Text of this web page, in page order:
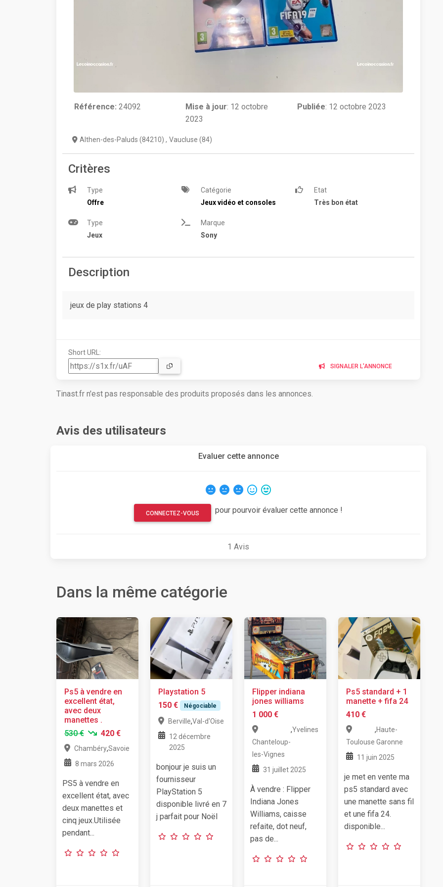
Référence: 24092 Mise à jour: 12 octobre
2023
Publiée: 12 octobre 2023
Althen-des-Paluds (84210) , Vaucluse (84)
Critères
Type
Offre
Catégorie
Jeux vidéo et consoles
Etat
Très bon état
Type
Jeux
Marque
Sony
Description
jeux de play stations 4
Short URL:
SIGNALER L'ANNONCE
Tinast.fr n'est pas responsable des produits proposés dans les annonces.
Avis des utilisateurs
Evaluer cette annonce
CONNECTEZ-VOUS pour pourvoir évaluer cette annonce !
1 Avis
Dans la même catégorie
Ps5 à vendre en
excellent état,
avec deux
manettes .
530 €
420 €
Chambéry,Savoie
8 mars 2026
PS5 à vendre en
excellent état, avec
deux manettes et
cinq jeux.Utilisée
pendant...
Playstation 5
150 €
Négociable
Berville,Val-d'Oise
12 décembre
2025
bonjour je suis un
fournisseur
PlayStation 5
disponible livré en 7
j parfait pour Noël
Flipper indiana
jones williams
1 000 €
Chanteloup-
les-Vignes
,Yvelines
31 juillet 2025
À vendre : Flipper
Indiana Jones
Williams, caisse
refaite, dot neuf,
pas de...
Ps5 standard + 1
manette + fifa 24
410 €
Toulouse
,Haute-
Garonne
11 juin 2025
je met en vente ma
ps5 standard avec
une manette sans fil
et une fifa 24.
disponible...